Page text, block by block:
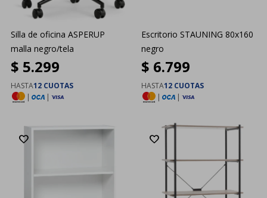
Silla de oficina ASPERUP
malla negro/tela
$ 5.299
HASTA12 CUOTAS
|
|
Escritorio STAUNING 80x160
negro
$ 6.799
HASTA12 CUOTAS
|
|